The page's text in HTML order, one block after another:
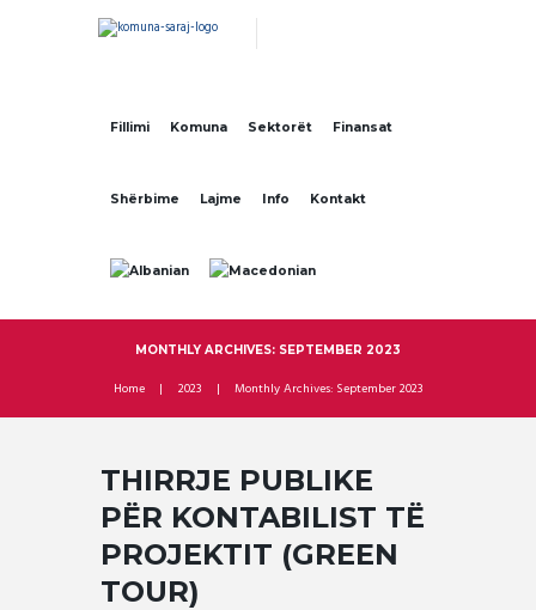
Fillimi Komuna Sektorët Finansat
Shërbime Lajme Info Kontakt
MONTHLY ARCHIVES: SEPTEMBER 2023
Home 2023 Monthly Archives: September 2023
THIRRJE PUBLIKE
PËR KONTABILIST TË
PROJEKTIT (GREEN
TOUR)